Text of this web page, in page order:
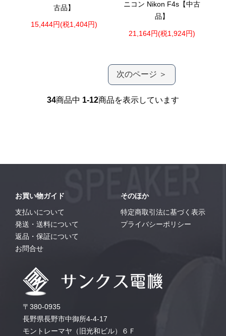
古品】
15,444円(税1,404円)
ニコン Nikon F4s【中古
品】
21,164円(税1,924円)
次のページ ＞
34商品中 1-12商品を表示しています
お買い物ガイド
支払いについて
発送・送料について
返品・保証について
お問合せ
そのほか
特定商取引法に基づく表示
プライバシーポリシー
〒380-0935
長野県長野市中御所4-4-17
モントレーマヤ（旧光和ビル）６Ｆ